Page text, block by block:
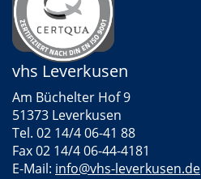
vhs Leverkusen
Am Büchelter Hof 9
51373 Leverkusen
Tel. 02 14/4 06-41 88
Fax 02 14/4 06-44-4181
E-Mail: info@vhs-leverkusen.de